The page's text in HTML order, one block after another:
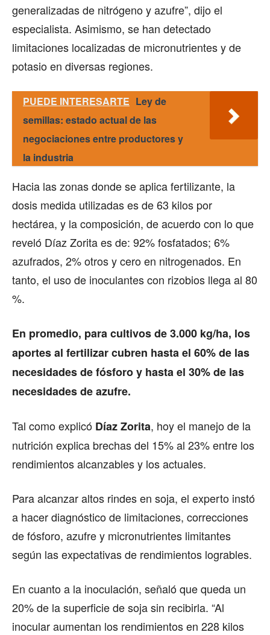
generalizadas de nitrógeno y azufre”, dijo el
especialista. Asimismo, se han detectado
limitaciones localizadas de micronutrientes y de
potasio en diversas regiones.
PUEDE INTERESARTE Ley de
semillas: estado actual de las
negociaciones entre productores y
la industria
Hacia las zonas donde se aplica fertilizante, la
dosis medida utilizadas es de 63 kilos por
hectárea, y la composición, de acuerdo con lo que
reveló Díaz Zorita es de: 92% fosfatados; 6%
azufrados, 2% otros y cero en nitrogenados. En
tanto, el uso de inoculantes con rizobios llega al 80
%.
En promedio, para cultivos de 3.000 kg/ha, los
aportes al fertilizar cubren hasta el 60% de las
necesidades de fósforo y hasta el 30% de las
necesidades de azufre.
Tal como explicó Díaz Zorita, hoy el manejo de la
nutrición explica brechas del 15% al 23% entre los
rendimientos alcanzables y los actuales.
Para alcanzar altos rindes en soja, el experto instó
a hacer diagnóstico de limitaciones, correcciones
de fósforo, azufre y micronutrientes limitantes
según las expectativas de rendimientos logrables.
En cuanto a la inoculación, señaló que queda un
20% de la superficie de soja sin recibirla. “Al
inocular aumentan los rendimientos en 228 kilos